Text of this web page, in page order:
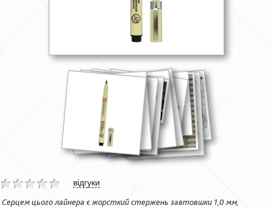
відгуки
Серцем цього лайнера є жорсткий стержень завтовшки 1,0 мм,